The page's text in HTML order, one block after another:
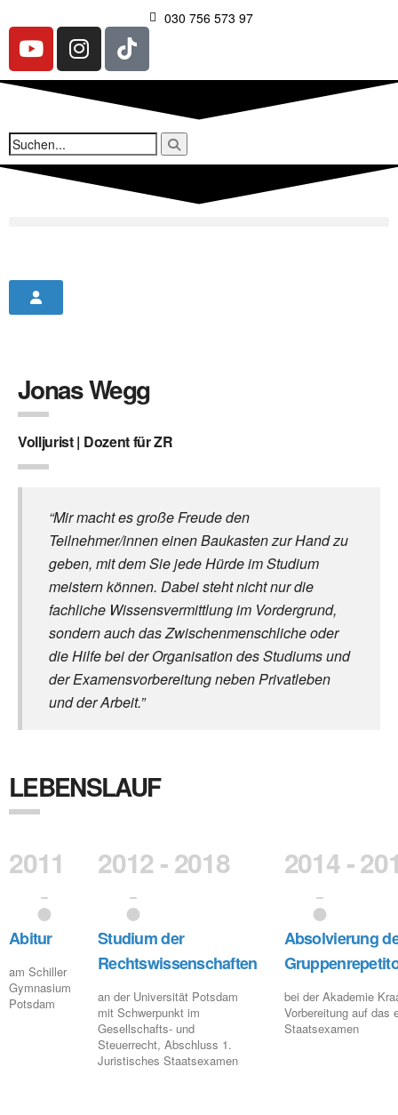
030 756 573 97
Jonas Wegg
Volljurist | Dozent für ZR
“Mir macht es große Freude den
Teilnehmer/innen einen Baukasten zur Hand zu
geben, mit dem Sie jede Hürde im Studium
meistern können. Dabei steht nicht nur die
fachliche Wissensvermittlung im Vordergrund,
sondern auch das Zwischenmenschliche oder
die Hilfe bei der Organisation des Studiums und
der Examensvorbereitung neben Privatleben
und der Arbeit.”
LEBENSLAUF
2011
Abitur
am Schiller
Gymnasium
Potsdam
2012 - 2018
Studium der
Rechtswissenschaften
an der Universität Potsdam
mit Schwerpunkt im
Gesellschafts- und
Steuerrecht, Abschluss 1.
Juristisches Staatsexamen
2014 -
Absolvierung
bei der Akademie
Vorbereitung auf das
Staatsexamen